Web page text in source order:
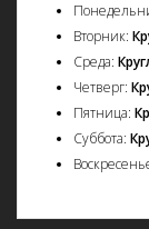
Вторник:
Среда:
Четверг:
Пятница:
Суббота: